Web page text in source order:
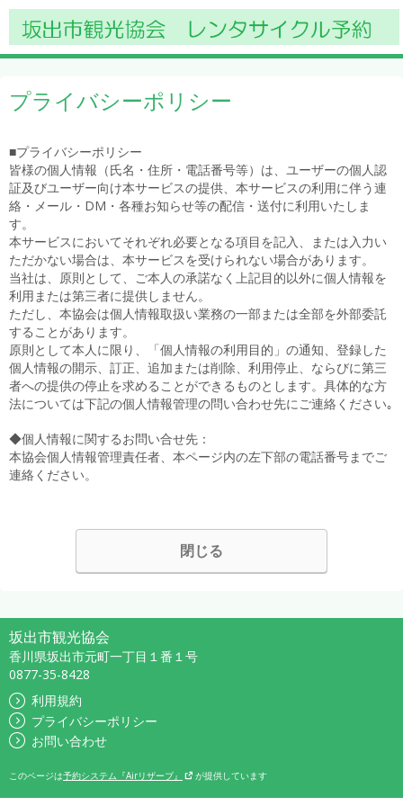
プライバシーポリシー
■プライバシーポリシー
皆様の個人情報（氏名・住所・電話番号等）は、ユーザーの個人認
証及びユーザー向け本サービスの提供、本サービスの利用に伴う連
絡・メール・DM・各種お知らせ等の配信・送付に利用いたしま
す。
本サービスにおいてそれぞれ必要となる項目を記入、または入力い
ただかない場合は、本サービスを受けられない場合があります。
当社は、原則として、ご本人の承諾なく上記目的以外に個人情報を
利用または第三者に提供しません。
ただし、本協会は個人情報取扱い業務の一部または全部を外部委託
することがあります。
原則として本人に限り、「個人情報の利用目的」の通知、登録した
個人情報の開示、訂正、追加または削除、利用停止、ならびに第三
者への提供の停止を求めることができるものとします。具体的な方
法については下記の個人情報管理の問い合わせ先にご連絡ください｡
◆個人情報に関するお問い合せ先：
本協会個人情報管理責任者、本ページ内の左下部の電話番号までご
連絡ください。
閉じる
坂出市観光協会
香川県坂出市元町一丁目１番１号
0877-35-8428
利用規約
プライバシーポリシー
お問い合わせ
このページは予約システム『Airリザーブ』 が提供しています